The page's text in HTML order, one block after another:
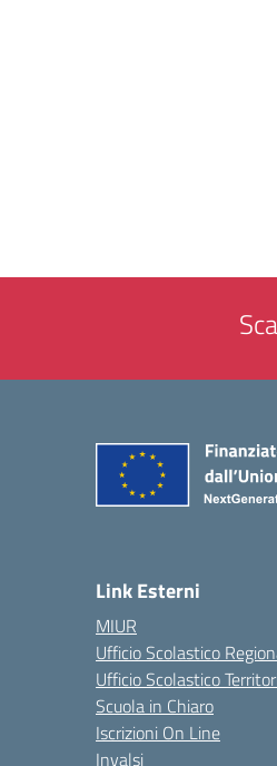
Link Esterni
MIUR
Ufficio Scolastico
Ufficio Scolastico
Scuola in Chiaro
Iscrizioni On Line
Invalsi